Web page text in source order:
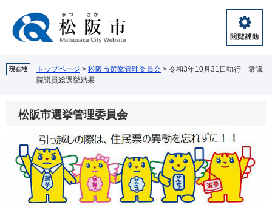
閲
覧
助
現在地 トップページ > 松阪市選挙管理委員会 > 令和3年10月31日執行 衆議
院議員総選挙結果
松阪市選挙管理委員会